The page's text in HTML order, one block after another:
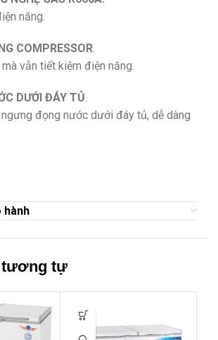
năng.
COMPRESSOR.
vẫn tiết kiệm điện năng.
DƯỚI ĐÁY TỦ.
đọng nước dưới đáy tủ, dễ dàng
hành
tương tự